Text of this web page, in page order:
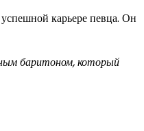
карьере певца. Он
баритоном, который